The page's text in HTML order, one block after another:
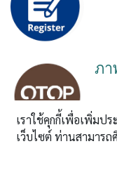
ภา
เราใช้คุกกี้เพื่อเพิ่มป
เว็บไซต์ ท่านสามารถ